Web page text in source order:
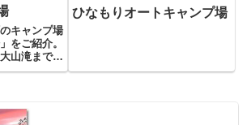
キャンプ場
をご紹介。
山滝まで森
イキング。
ひなもりオートキャンプ場